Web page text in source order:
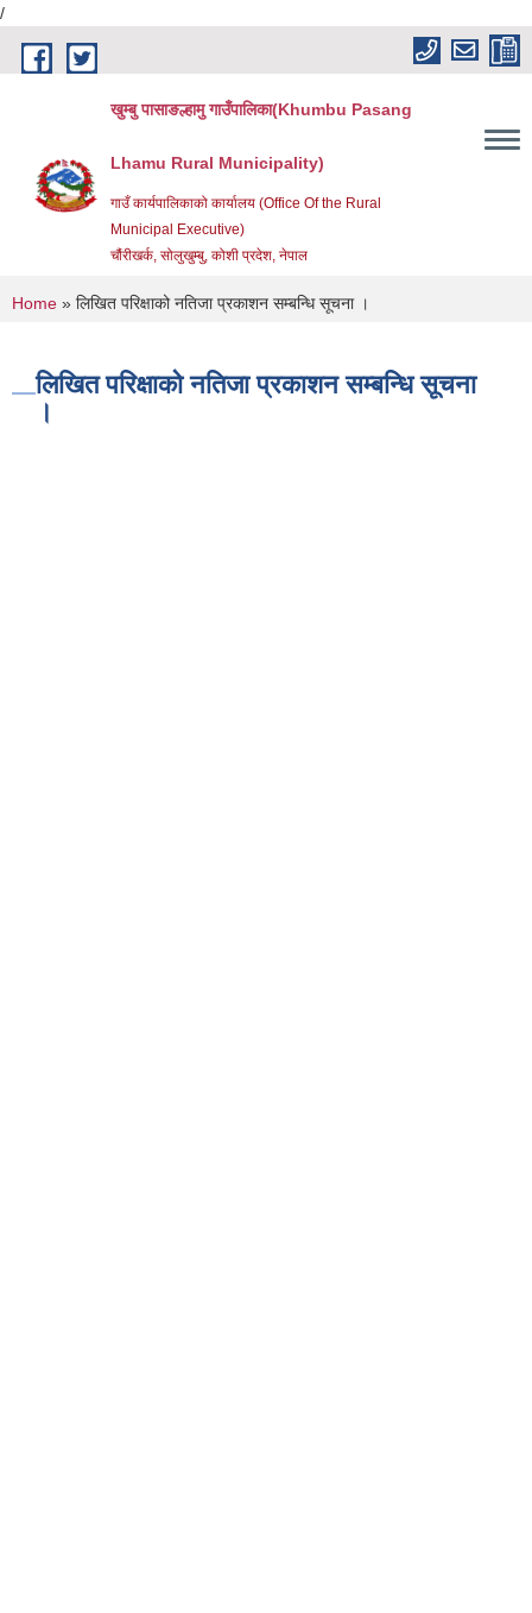
/
Skip to main content
खुम्बु पासाङल्हामु गाउँपालिका(Khumbu Pasang
Lhamu Rural Municipality)
गाउँ कार्यपालिकाको कार्यालय (Office Of the Rural
Municipal Executive)
चौंरीखर्क, सोलुखुम्बु, कोशी प्रदेश, नेपाल
You are here
Home » लिखित परिक्षाको नतिजा प्रकाशन सम्बन्धि सूचना ।
लिखित परिक्षाको नतिजा प्रकाशन सम्बन्धि सूचना
।